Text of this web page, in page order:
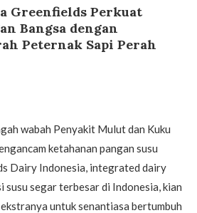
Greenfields Perkuat
Bangsa dengan
Peternak Sapi Perah
wabah Penyakit Mulut dan Kuku
ketahanan pangan susu
Dairy Indonesia, integrated dairy
susu segar terbesar di Indonesia, kian
untuk senantiasa bertumbuh